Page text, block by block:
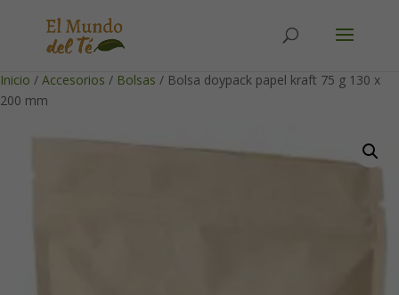
Inicio / Accesorios / Bolsas / Bolsa doypack papel kraft 75 g 130 x
200 mm